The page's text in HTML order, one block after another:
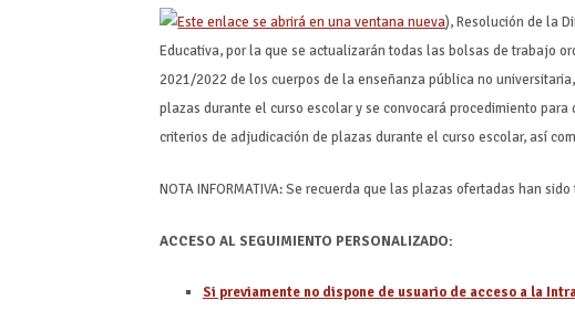
), Resolución de la
Educativa, por la que se actualizarán todas las bolsas de trabajo
2021/2022 de los cuerpos de la enseñanza pública no
plazas durante el curso escolar y se convocará procedimiento
criterios de adjudicación de plazas durante el curso escolar, así
NOTA INFORMATIVA: Se recuerda que las plazas ofertadas han
ACCESO AL SEGUIMIENTO PERSONALIZADO:
Si previamente no dispone de usuario de acceso a la